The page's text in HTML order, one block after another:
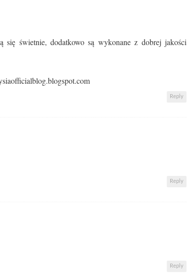
świetnie, dodatkowo są wykonane z dobrej jakości
Reply
Reply
Reply